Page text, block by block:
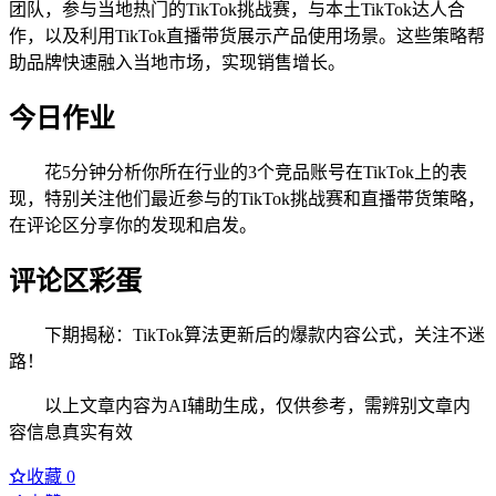
团队，参与当地热门的TikTok挑战赛，与本土TikTok达人合
作，以及利用TikTok直播带货展示产品使用场景。这些策略帮
助品牌快速融入当地市场，实现销售增长。
今日作业
花5分钟分析你所在行业的3个竞品账号在TikTok上的表
现，特别关注他们最近参与的TikTok挑战赛和直播带货策略，
在评论区分享你的发现和启发。
评论区彩蛋
下期揭秘：TikTok算法更新后的爆款内容公式，关注不迷
路！
以上文章内容为AI辅助生成，仅供参考，需辨别文章内
容信息真实有效
收藏 0